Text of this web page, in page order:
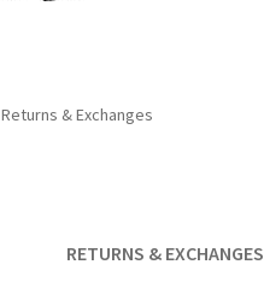
Returns & Exchanges
RETURNS & EXCHANGES